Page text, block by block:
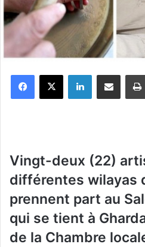
Vingt-deux (22)
différentes wilayas
prennent part au
qui se tient à
de la Chambre